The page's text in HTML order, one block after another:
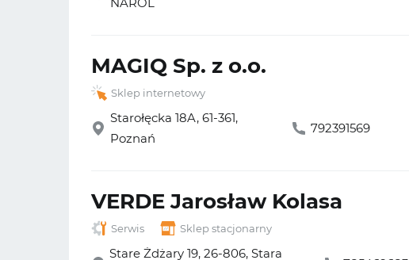
MAGIQ Sp. z o.o.
Sklep internetowy
Starołęcka 18A, 61-361,
Poznań
792391569
VERDE Jarosław Kolasa
Serwis Sklep stacjonarny
Stare Żdżary 19, 26-806, Stara